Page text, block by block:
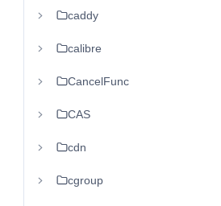
caddy
calibre
CancelFunc
CAS
cdn
cgroup